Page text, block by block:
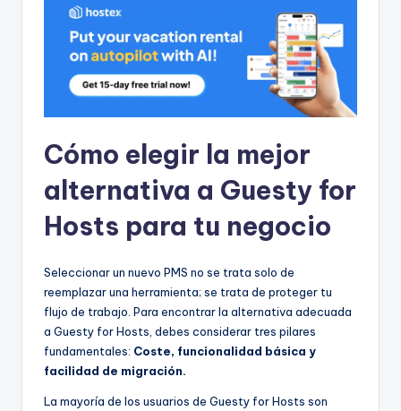
Cómo elegir la mejor
alternativa a Guesty for
Hosts para tu negocio
Seleccionar un nuevo PMS no se trata solo de
reemplazar una herramienta; se trata de proteger tu
flujo de trabajo. Para encontrar la alternativa adecuada
a Guesty for Hosts, debes considerar tres pilares
fundamentales: Coste, funcionalidad básica y
facilidad de migración.
La mayoría de los usuarios de Guesty for Hosts son